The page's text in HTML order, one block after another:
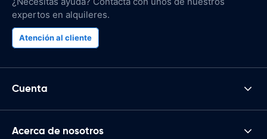
expertos en alquileres.
Atención al cliente
Cuenta
Acerca de nosotros